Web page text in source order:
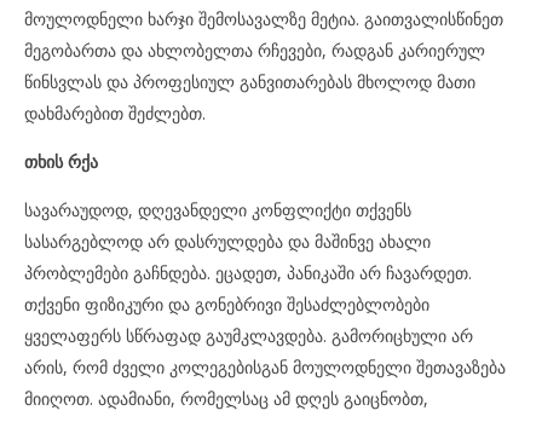
მოულოდნელი ხარჯი შემოსავალზე მეტია. გაითვალისწინეთ
მეგობართა და ახლობელთა რჩევები, რადგან კარიერულ
წინსვლას და პროფესიულ განვითარებას მხოლოდ მათი
დახმარებით შეძლებთ.
თხის რქა
სავარაუდოდ, დღევანდელი კონფლიქტი თქვენს
სასარგებლოდ არ დასრულდება და მაშინვე ახალი
პრობლემები გაჩნდება. ეცადეთ, პანიკაში არ ჩავარდეთ.
თქვენი ფიზიკური და გონებრივი შესაძლებლობები
ყველაფერს სწრაფად გაუმკლავდება. გამორიცხული არ
არის, რომ ძველი კოლეგებისგან მოულოდნელი შეთავაზება
მიიღოთ. ადამიანი, რომელსაც ამ დღეს გაიცნობთ,